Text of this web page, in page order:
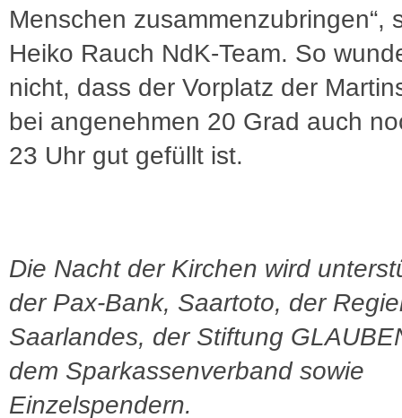
Menschen zusammenzubringen“,
Heiko Rauch NdK-Team. So
nicht, dass der Vorplatz der
bei angenehmen 20 Grad auch
23 Uhr gut gefüllt ist.
Die Nacht der Kirchen wird
der Pax-Bank, Saartoto, der
Saarlandes, der Stiftung
dem Sparkassenverband sowie
Einzelspendern.